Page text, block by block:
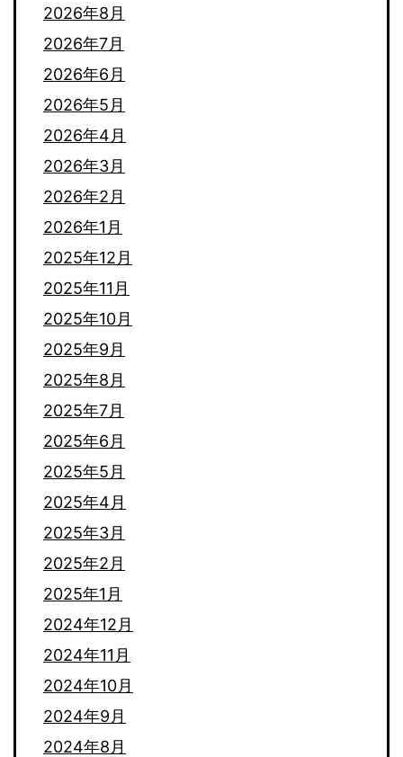
2026年8月
2026年7月
2026年6月
2026年5月
2026年4月
2026年3月
2026年2月
2026年1月
2025年12月
2025年11月
2025年10月
2025年9月
2025年8月
2025年7月
2025年6月
2025年5月
2025年4月
2025年3月
2025年2月
2025年1月
2024年12月
2024年11月
2024年10月
2024年9月
2024年8月